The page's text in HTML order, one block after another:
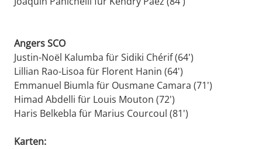
Angers SCO
Justin-Noël Kalumba für Sidiki Chérif (64')
Lillian Rao-Lisoa für Florent Hanin (64')
Emmanuel Biumla für Ousmane Camara (71')
Himad Abdelli für Louis Mouton (72')
Haris Belkebla für Marius Courcoul (81')
Karten: